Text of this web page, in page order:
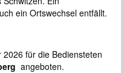
ein Ortswechsel entfällt.
für die Bediensteten
angeboten.